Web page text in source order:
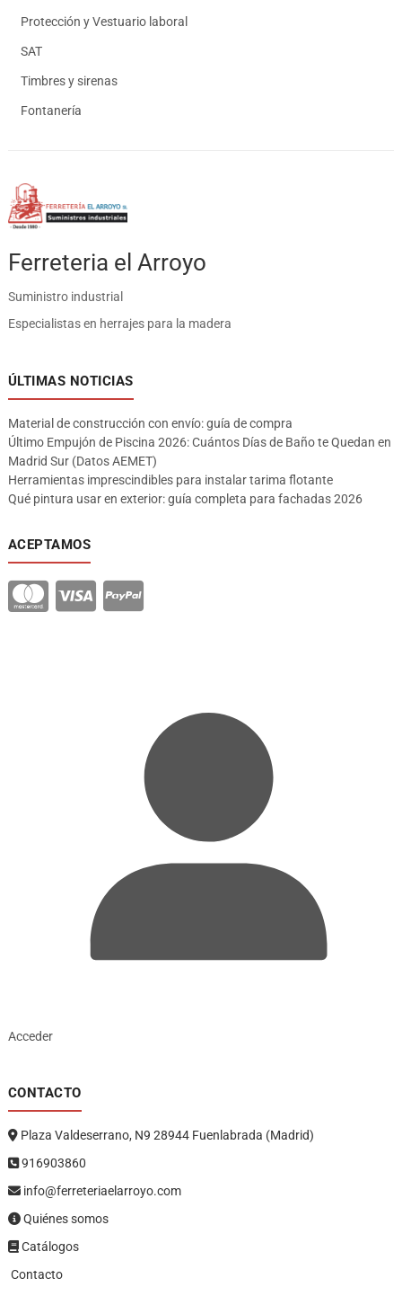
Protección y Vestuario laboral
SAT
Timbres y sirenas
Fontanería
Ferreteria el Arroyo
Suministro industrial
Especialistas en herrajes para la madera
ÚLTIMAS NOTICIAS
Material de construcción con envío: guía de compra
Último Empujón de Piscina 2026: Cuántos Días de Baño te Quedan en
Madrid Sur (Datos AEMET)
Herramientas imprescindibles para instalar tarima flotante
Qué pintura usar en exterior: guía completa para fachadas 2026
ACEPTAMOS
Acceder
CONTACTO
Plaza Valdeserrano, N9 28944 Fuenlabrada (Madrid)
916903860
info@ferreteriaelarroyo.com
Quiénes somos
Catálogos
Contacto